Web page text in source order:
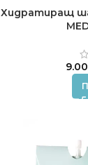
Хидратиращ
9.00